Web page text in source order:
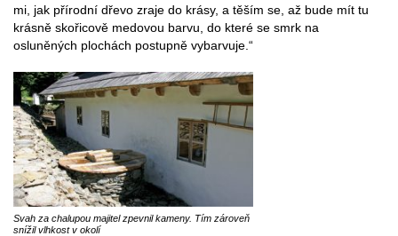
mi, jak přírodní dřevo zraje do krásy, a těším se, až bude mít tu
krásně skořicově medovou barvu, do které se smrk na
osluněných plochách postupně vybarvuje.“
Svah za chalupou majitel zpevnil kameny. Tím zároveň
snížil vlhkost v okolí